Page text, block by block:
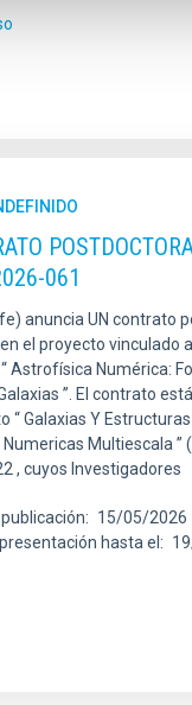
061
anuncia UN contrato
el proyecto vinculado
Astrofísica Numérica:
”. El contrato
“ Galaxias Y
Multiescala ”
, cuyos Investigadores
15/05/2026
hasta el